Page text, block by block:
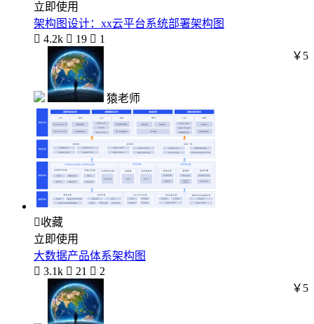
立即使用
架构图设计：xx云平台系统部署架构图
 4.2k  19  1
猿老师
￥5
收藏
立即使用
大数据产品体系架构图
 3.1k  21  2
￥5